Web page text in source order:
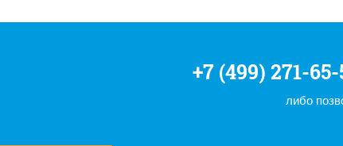
+7 (499) 271-
либо